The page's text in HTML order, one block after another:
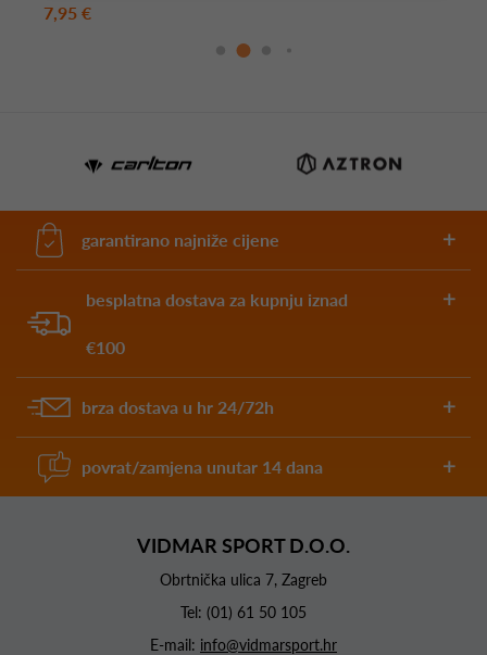
7,95 €
garantirano najniže cijene
besplatna dostava za kupnju iznad
€100
brza dostava u hr 24/72h
povrat/zamjena unutar 14 dana
VIDMAR SPORT D.O.O.
Obrtnička ulica 7, Zagreb
Tel: (01) 61 50 105
E-mail: info@vidmarsport.hr